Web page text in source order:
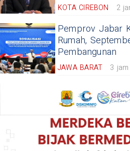
KOTA CIREBON 2
Pemprov Jabar
Rumah,
Pembangunan
JAWA BARAT 3 jam